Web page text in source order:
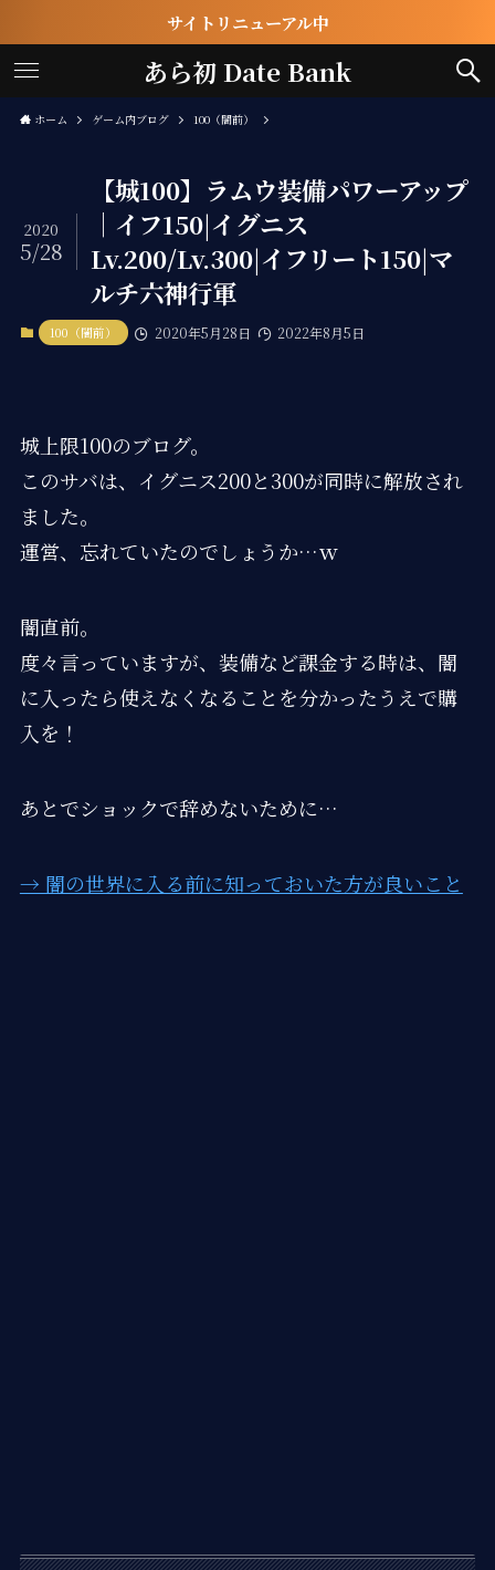
サイトリニューアル中
あら初 Date Bank
ホーム ゲーム内ブログ 100（闇前）
【城100】ラムウ装備パワーアップ
｜イフ150|イグニス
Lv.200/Lv.300|イフリート150|マ
ルチ六神行軍
2020
5/28
100（闇前） 2020年5月28日 2022年8月5日
城上限100のブログ。
このサバは、イグニス200と300が同時に解放され
ました。
運営、忘れていたのでしょうか…ｗ
闇直前。
度々言っていますが、装備など課金する時は、闇
に入ったら使えなくなることを分かったうえで購
入を！
あとでショックで辞めないために…
→ 闇の世界に入る前に知っておいた方が良いこと